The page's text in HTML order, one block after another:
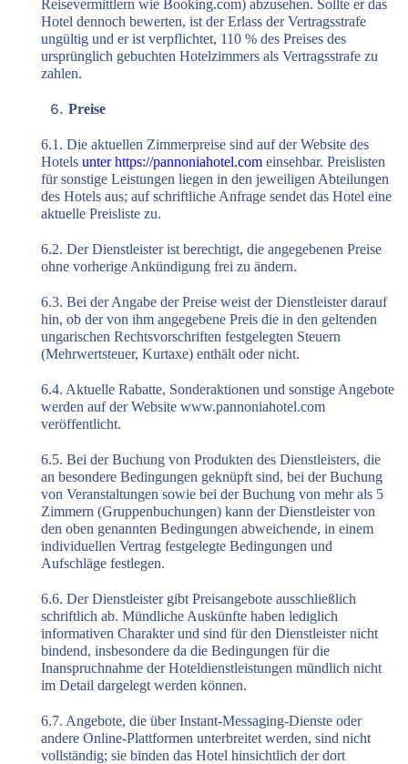
Reisevermittlern wie Booking.com) abzusehen. Sollte er das
Hotel dennoch bewerten, ist der Erlass der Vertragsstrafe
ungültig und er ist verpflichtet, 110 % des Preises des
ursprünglich gebuchten Hotelzimmers als Vertragsstrafe zu
zahlen.
Preise
6.1. Die aktuellen Zimmerpreise sind auf der Website des
Hotels unter https://pannoniahotel.com einsehbar. Preislisten
für sonstige Leistungen liegen in den jeweiligen Abteilungen
des Hotels aus; auf schriftliche Anfrage sendet das Hotel eine
aktuelle Preisliste zu.
6.2. Der Dienstleister ist berechtigt, die angegebenen Preise
ohne vorherige Ankündigung frei zu ändern.
6.3. Bei der Angabe der Preise weist der Dienstleister darauf
hin, ob der von ihm angegebene Preis die in den geltenden
ungarischen Rechtsvorschriften festgelegten Steuern
(Mehrwertsteuer, Kurtaxe) enthält oder nicht.
6.4. Aktuelle Rabatte, Sonderaktionen und sonstige Angebote
werden auf der Website www.pannoniahotel.com
veröffentlicht.
6.5. Bei der Buchung von Produkten des Dienstleisters, die
an besondere Bedingungen geknüpft sind, bei der Buchung
von Veranstaltungen sowie bei der Buchung von mehr als 5
Zimmern (Gruppenbuchungen) kann der Dienstleister von
den oben genannten Bedingungen abweichende, in einem
individuellen Vertrag festgelegte Bedingungen und
Aufschläge festlegen.
6.6. Der Dienstleister gibt Preisangebote ausschließlich
schriftlich ab. Mündliche Auskünfte haben lediglich
informativen Charakter und sind für den Dienstleister nicht
bindend, insbesondere da die Bedingungen für die
Inanspruchnahme der Hoteldienstleistungen mündlich nicht
im Detail dargelegt werden können.
6.7. Angebote, die über Instant-Messaging-Dienste oder
andere Online-Plattformen unterbreitet werden, sind nicht
vollständig; sie binden das Hotel hinsichtlich der dort